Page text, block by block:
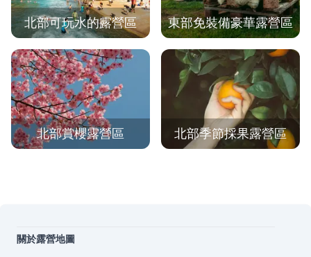
北部可玩水的露營區 東部免裝備豪華露營區
北部賞櫻露營區 北部季節採果露營區
關於露營地圖